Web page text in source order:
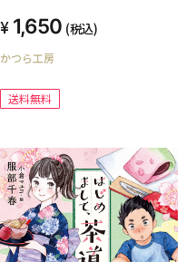
1,650 (税込)
かつら工房
送料無料